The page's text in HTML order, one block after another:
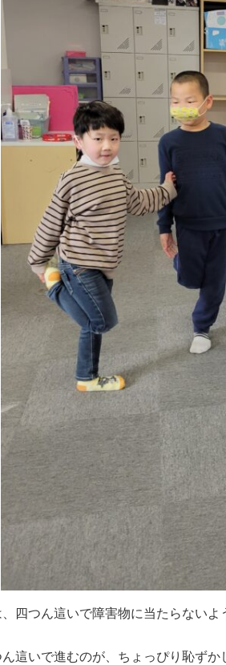
四つん這いで障害物に当たらないよ
ん這いで進むのが、ちょっぴり恥ずか